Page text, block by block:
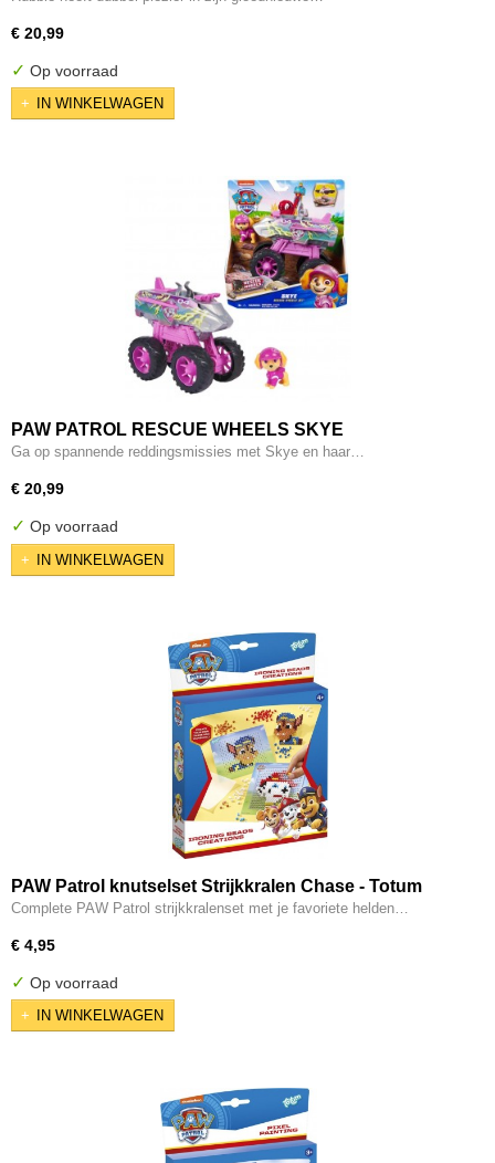
€ 20,99
✓ Op voorraad
IN WINKELWAGEN
PAW PATROL RESCUE WHEELS SKYE
Ga op spannende reddingsmissies met Skye en haar…
€ 20,99
✓ Op voorraad
IN WINKELWAGEN
PAW Patrol knutselset Strijkkralen Chase - Totum
knutselset unisex incl. 800+ strijkkralen creatief
Complete PAW Patrol strijkkralenset met je favoriete helden…
€ 4,95
✓ Op voorraad
IN WINKELWAGEN